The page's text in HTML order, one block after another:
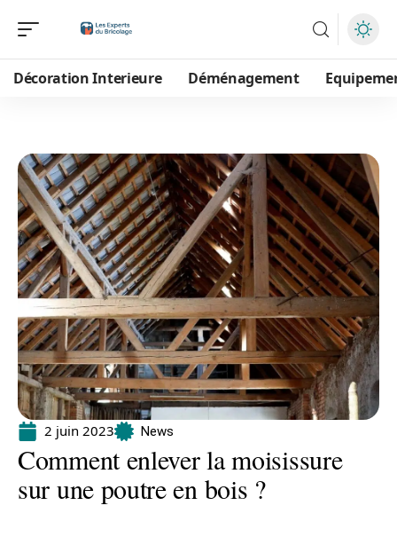
Décoration Interieure Déménagement
2 juin 2023 News
Comment enlever la moisissure
sur une poutre en bois ?